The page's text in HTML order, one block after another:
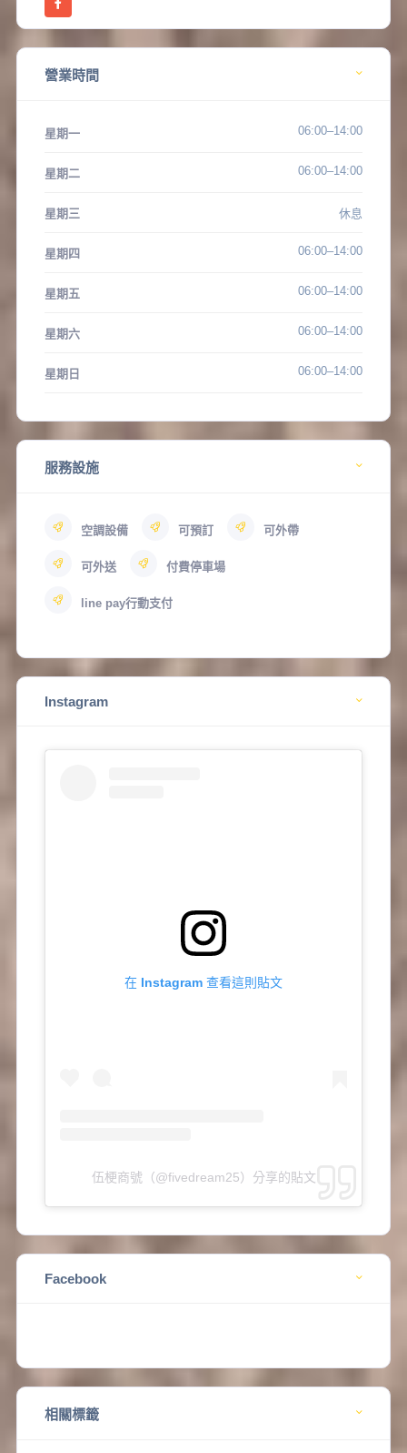
營業時間
星期一 06:00–14:00
星期二 06:00–14:00
星期三 休息
星期四 06:00–14:00
星期五 06:00–14:00
星期六 06:00–14:00
星期日 06:00–14:00
服務設施
空調設備 可預訂 可外帶
可外送 付費停車場
line pay行動支付
Instagram
在 Instagram 查看這則貼文
伍梗商號（@fivedream25）分享的貼文
Facebook
相關標籤